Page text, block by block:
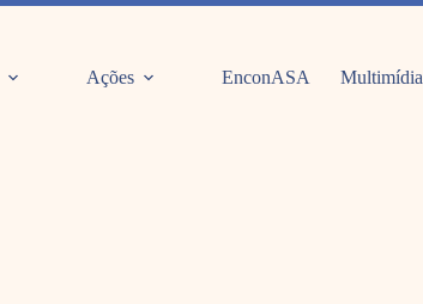
Ações EnconASA Multimídia